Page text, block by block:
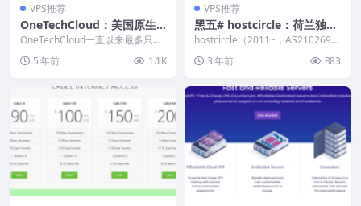
VPS推荐
OneTechCloud：美国原生I
P/CERA CN2GIA，中国香
港/日本CN2 VPS，支持支付
宝
OneTechCloud一直以来最多只能
付或者年付...
5 年前 1.1K
VPS推荐
黑五# hostcircle：荷兰独
服，€92/月起，10G带宽，A
MD Epyc 9654/7713/AMD
Ryzen9 7950X/Intel Gold 6
138
hostcircle（2011~，AS210269、
3 年前 883